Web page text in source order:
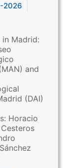
2026
Madrid:
and
(DAI)
Horacio